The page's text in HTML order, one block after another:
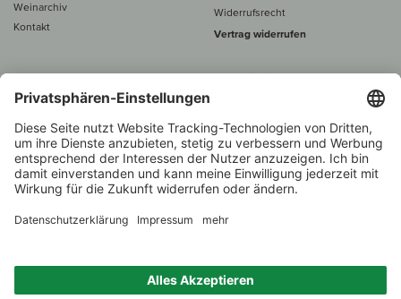
Weinarchiv
Kontakt
Widerrufsrecht
Vertrag widerrufen
Alle Preise inkl. MwSt., zzgl. 5 €
60 € versand­kosten­
Beratung unter
1.000 Winzer –
Weinhändler
des Jahres 2022